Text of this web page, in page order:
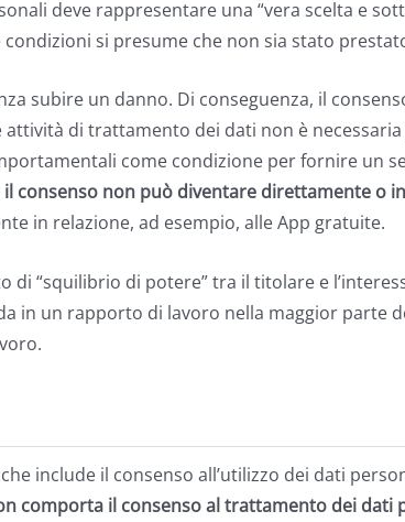
deve rappresentare una “vera scelta e
si presume che non sia stato
subire un danno. Di conseguenza, il
di trattamento dei dati non è
come condizione per fornire un
il consenso non può diventare direttamente o
in relazione, ad esempio, alle App gratuite.
“squilibrio di potere” tra il titolare e
in un rapporto di lavoro nella maggior parte
include il consenso all’utilizzo dei dati
comporta il consenso al trattamento dei dati